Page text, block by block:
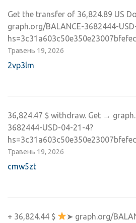
Get the transfer of 36,824.89 US
graph.org/BALANCE-3682444-
Травень 19, 2026
2vp3lm
36,824.47 $ withdraw. Get →
3682444-USD-04-21-4?
Травень 19, 2026
cmw5zt
+ 36,824.44 $
➤ graph.org/